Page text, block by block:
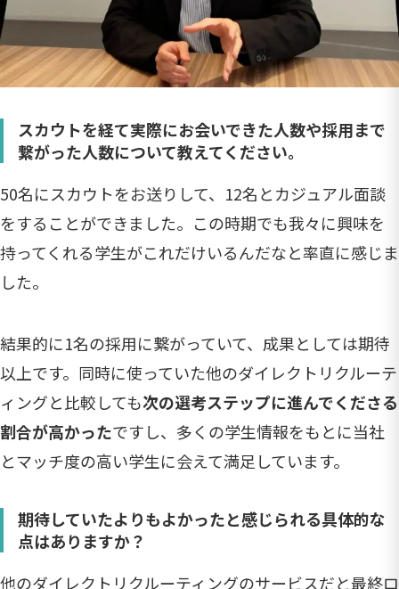
スカウトを経て実際にお会いできた人数や採用まで
繋がった人数について教えてください。
50名にスカウトをお送りして、12名とカジュアル面談
をすることができました。この時期でも我々に興味を
持ってくれる学生がこれだけいるんだなと率直に感じま
した。
結果的に1名の採用に繋がっていて、成果としては期待
以上です。同時に使っていた他のダイレクトリクルーテ
ィングと比較しても次の選考ステップに進んでくださる
割合が高かったですし、多くの学生情報をもとに当社
とマッチ度の高い学生に会えて満足しています。
期待していたよりもよかったと感じられる具体的な
点はありますか？
他のダイレクトリクルーティングのサービスだと最終ロ